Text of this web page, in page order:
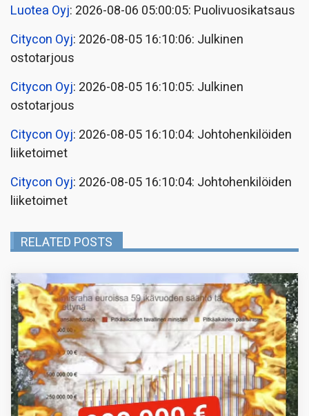
Luotea Oyj: 2026-08-06 05:00:05: Puolivuosikatsaus
Citycon Oyj: 2026-08-05 16:10:06: Julkinen
ostotarjous
Citycon Oyj: 2026-08-05 16:10:05: Julkinen
ostotarjous
Citycon Oyj: 2026-08-05 16:10:04: Johtohenkilöiden
liiketoimet
Citycon Oyj: 2026-08-05 16:10:04: Johtohenkilöiden
liiketoimet
RELATED POSTS